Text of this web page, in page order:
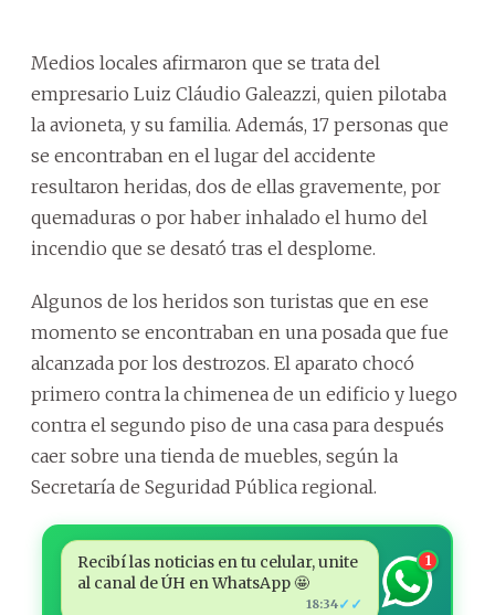
Medios locales afirmaron que se trata del
empresario Luiz Cláudio Galeazzi, quien pilotaba
la avioneta, y su familia. Además, 17 personas que
se encontraban en el lugar del accidente
resultaron heridas, dos de ellas gravemente, por
quemaduras o por haber inhalado el humo del
incendio que se desató tras el desplome.
Algunos de los heridos son turistas que en ese
momento se encontraban en una posada que fue
alcanzada por los destrozos. El aparato chocó
primero contra la chimenea de un edificio y luego
contra el segundo piso de una casa para después
caer sobre una tienda de muebles, según la
Secretaría de Seguridad Pública regional.
Recibí las noticias en tu celular, unite
al canal de ÚH en WhatsApp 🤩
18:34✓✓
1